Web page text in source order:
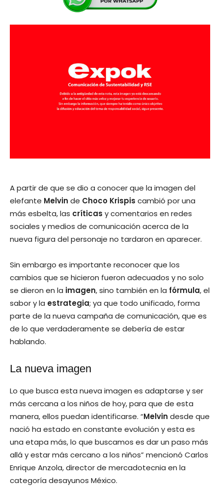
A partir de que se dio a conocer que la imagen del
elefante Melvin de Choco Krispis cambió por una
más esbelta, las críticas y comentarios en redes
sociales y medios de comunicación acerca de la
nueva figura del personaje no tardaron en aparecer.
Sin embargo es importante reconocer que los
cambios que se hicieron fueron adecuados y no solo
se dieron en la imagen, sino también en la fórmula, el
sabor y la estrategia; ya que todo unificado, forma
parte de la nueva campaña de comunicación, que es
de lo que verdaderamente se debería de estar
hablando.
La nueva imagen
Lo que busca esta nueva imagen es adaptarse y ser
más cercana a los niños de hoy, para que de esta
manera, ellos puedan identificarse. “Melvin desde que
nació ha estado en constante evolución y esta es
una etapa más, lo que buscamos es dar un paso más
allá y estar más cercano a los niños” mencionó Carlos
Enrique Anzola, director de mercadotecnia en la
categoría desayunos México.